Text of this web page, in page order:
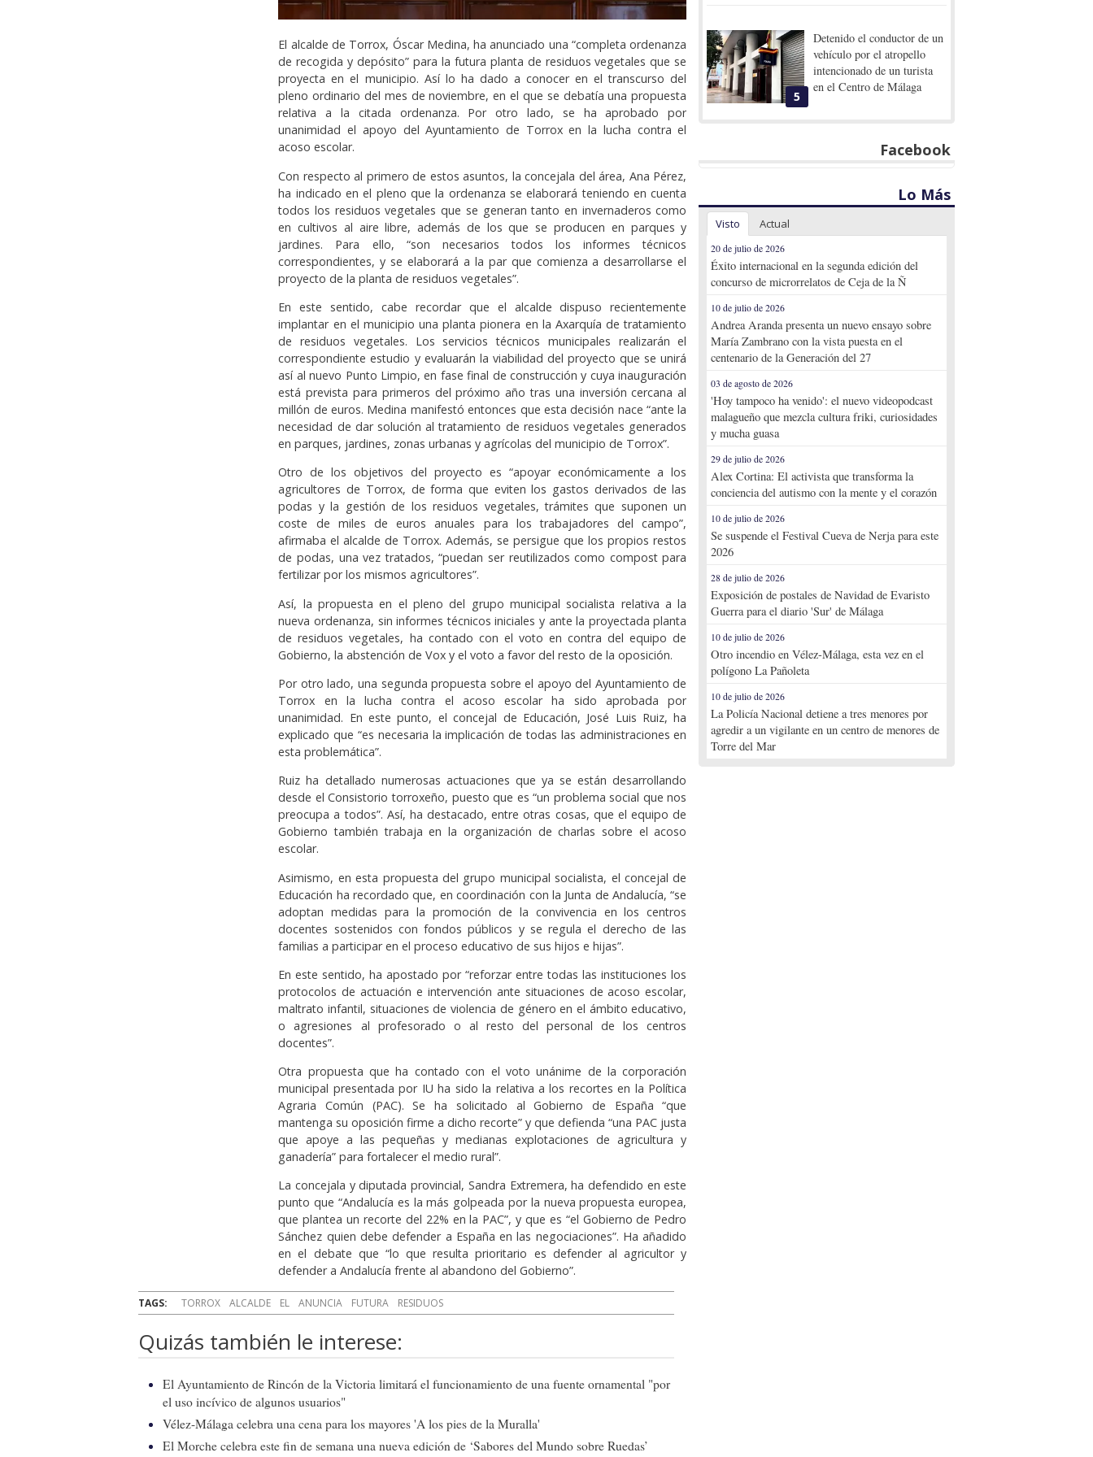
El alcalde de Torrox, Óscar Medina, ha anunciado una “completa ordenanza
de recogida y depósito” para la futura planta de residuos vegetales que se
proyecta en el municipio. Así lo ha dado a conocer en el transcurso del
pleno ordinario del mes de noviembre, en el que se debatía una propuesta
relativa a la citada ordenanza. Por otro lado, se ha aprobado por
unanimidad el apoyo del Ayuntamiento de Torrox en la lucha contra el
acoso escolar.
Con respecto al primero de estos asuntos, la concejala del área, Ana Pérez,
ha indicado en el pleno que la ordenanza se elaborará teniendo en cuenta
todos los residuos vegetales que se generan tanto en invernaderos como
en cultivos al aire libre, además de los que se producen en parques y
jardines. Para ello, “son necesarios todos los informes técnicos
correspondientes, y se elaborará a la par que comienza a desarrollarse el
proyecto de la planta de residuos vegetales”.
En este sentido, cabe recordar que el alcalde dispuso recientemente
implantar en el municipio una planta pionera en la Axarquía de tratamiento
de residuos vegetales. Los servicios técnicos municipales realizarán el
correspondiente estudio y evaluarán la viabilidad del proyecto que se unirá
así al nuevo Punto Limpio, en fase final de construcción y cuya inauguración
está prevista para primeros del próximo año tras una inversión cercana al
millón de euros. Medina manifestó entonces que esta decisión nace “ante la
necesidad de dar solución al tratamiento de residuos vegetales generados
en parques, jardines, zonas urbanas y agrícolas del municipio de Torrox”.
Otro de los objetivos del proyecto es “apoyar económicamente a los
agricultores de Torrox, de forma que eviten los gastos derivados de las
podas y la gestión de los residuos vegetales, trámites que suponen un
coste de miles de euros anuales para los trabajadores del campo”,
afirmaba el alcalde de Torrox. Además, se persigue que los propios restos
de podas, una vez tratados, “puedan ser reutilizados como compost para
fertilizar por los mismos agricultores”.
Así, la propuesta en el pleno del grupo municipal socialista relativa a la
nueva ordenanza, sin informes técnicos iniciales y ante la proyectada planta
de residuos vegetales, ha contado con el voto en contra del equipo de
Gobierno, la abstención de Vox y el voto a favor del resto de la oposición.
Por otro lado, una segunda propuesta sobre el apoyo del Ayuntamiento de
Torrox en la lucha contra el acoso escolar ha sido aprobada por
unanimidad. En este punto, el concejal de Educación, José Luis Ruiz, ha
explicado que “es necesaria la implicación de todas las administraciones en
esta problemática”.
Ruiz ha detallado numerosas actuaciones que ya se están desarrollando
desde el Consistorio torroxeño, puesto que es “un problema social que nos
preocupa a todos”. Así, ha destacado, entre otras cosas, que el equipo de
Gobierno también trabaja en la organización de charlas sobre el acoso
escolar.
Asimismo, en esta propuesta del grupo municipal socialista, el concejal de
Educación ha recordado que, en coordinación con la Junta de Andalucía, “se
adoptan medidas para la promoción de la convivencia en los centros
docentes sostenidos con fondos públicos y se regula el derecho de las
familias a participar en el proceso educativo de sus hijos e hijas”.
En este sentido, ha apostado por “reforzar entre todas las instituciones los
protocolos de actuación e intervención ante situaciones de acoso escolar,
maltrato infantil, situaciones de violencia de género en el ámbito educativo,
o agresiones al profesorado o al resto del personal de los centros
docentes”.
Otra propuesta que ha contado con el voto unánime de la corporación
municipal presentada por IU ha sido la relativa a los recortes en la Política
Agraria Común (PAC). Se ha solicitado al Gobierno de España “que
mantenga su oposición firme a dicho recorte” y que defienda “una PAC justa
que apoye a las pequeñas y medianas explotaciones de agricultura y
ganadería” para fortalecer el medio rural”.
La concejala y diputada provincial, Sandra Extremera, ha defendido en este
punto que “Andalucía es la más golpeada por la nueva propuesta europea,
que plantea un recorte del 22% en la PAC”, y que es “el Gobierno de Pedro
Sánchez quien debe defender a España en las negociaciones”. Ha añadido
en el debate que “lo que resulta prioritario es defender al agricultor y
defender a Andalucía frente al abandono del Gobierno”.
TAGS: TORROX ALCALDE EL ANUNCIA FUTURA RESIDUOS
Quizás también le interese:
El Ayuntamiento de Rincón de la Victoria limitará el funcionamiento de una fuente ornamental "por
el uso incívico de algunos usuarios"
Vélez-Málaga celebra una cena para los mayores 'A los pies de la Muralla'
El Morche celebra este fin de semana una nueva edición de ‘Sabores del Mundo sobre Ruedas’
5
Detenido el conductor de un
vehículo por el atropello
intencionado de un turista
en el Centro de Málaga
Facebook
Lo Más
Visto Actual
20 de julio de 2026
Éxito internacional en la segunda edición del
concurso de microrrelatos de Ceja de la Ñ
10 de julio de 2026
Andrea Aranda presenta un nuevo ensayo sobre
María Zambrano con la vista puesta en el
centenario de la Generación del 27
03 de agosto de 2026
'Hoy tampoco ha venido': el nuevo videopodcast
malagueño que mezcla cultura friki, curiosidades
y mucha guasa
29 de julio de 2026
Alex Cortina: El activista que transforma la
conciencia del autismo con la mente y el corazón
10 de julio de 2026
Se suspende el Festival Cueva de Nerja para este
2026
28 de julio de 2026
Exposición de postales de Navidad de Evaristo
Guerra para el diario 'Sur' de Málaga
10 de julio de 2026
Otro incendio en Vélez-Málaga, esta vez en el
polígono La Pañoleta
10 de julio de 2026
La Policía Nacional detiene a tres menores por
agredir a un vigilante en un centro de menores de
Torre del Mar